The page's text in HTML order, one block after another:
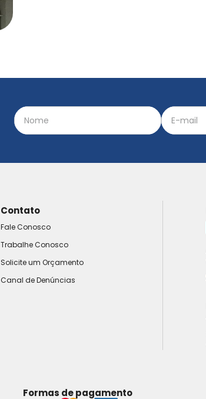
Contato
Fale Conosco
Trabalhe Conosco
Solicite um Orçamento
Canal de Denúncias
Formas de pagamento